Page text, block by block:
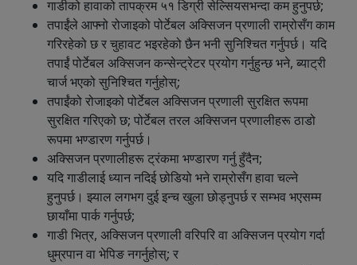
गाडीको हावाको तापक्रम ५१ डिग्री सेल्सियसभन्दा कम हुनुपर्छ;
तपाईंले आफ्नो रोजाइको पोर्टेबल अक्सिजन प्रणाली राम्रोसँग काम
गरिरहेको छ र चुहावट भइरहेको छैन भनी सुनिश्चित गर्नुपर्छ। यदि
तपाईं पोर्टेबल अक्सिजन कन्सेन्ट्रेटर प्रयोग गर्नुहुन्छ भने, ब्याट्री
चार्ज भएको सुनिश्चित गर्नुहोस्;
तपाईंको रोजाइको पोर्टेबल अक्सिजन प्रणाली सुरक्षित रूपमा
सुरक्षित गरिएको छ; पोर्टेबल तरल अक्सिजन प्रणालीहरू ठाडो
रूपमा भण्डारण गर्नुपर्छ।
अक्सिजन प्रणालीहरू ट्रंकमा भण्डारण गर्नु हुँदैन;
यदि गाडीलाई ध्यान नदिई छोडियो भने राम्रोसँग हावा चल्ने
हुनुपर्छ। झ्याल लगभग दुई इन्च खुला छोड्नुपर्छ र सम्भव भएसम्म
छायाँमा पार्क गर्नुपर्छ;
गाडी भित्र, अक्सिजन प्रणाली वरिपरि वा अक्सिजन प्रयोग गर्दा
धुम्रपान वा भेपिङ नगर्नुहोस्; र